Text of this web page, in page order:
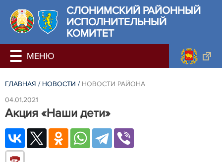
СЛОНИМСКИЙ РАЙОННЫЙ
ИСПОЛНИТЕЛЬНЫЙ
КОМИТЕТ
ГЛАВНАЯ / НОВОСТИ / НОВОСТИ РАЙОНА
04.01.2021
Акция «Наши дети»